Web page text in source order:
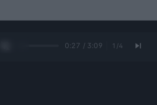
0:28 / 3:09 1 /4